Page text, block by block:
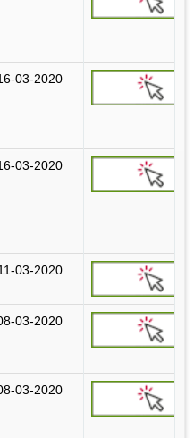
03-2020
03-2020
03-2020
03-2020
03-2020